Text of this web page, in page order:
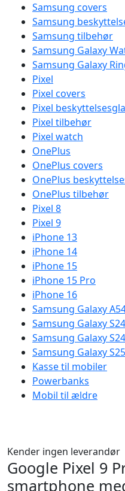
Samsung covers
Samsung
Samsung tilbehør
Samsung Galaxy
Samsung Galaxy
Pixel
Pixel covers
Pixel
Pixel tilbehør
Pixel watch
OnePlus
OnePlus covers
OnePlus
OnePlus tilbehør
Pixel 8
Pixel 9
iPhone 13
iPhone 14
iPhone 15
iPhone 15 Pro
iPhone 16
Samsung Galaxy
Samsung Galaxy S24
Samsung Galaxy
Samsung Galaxy S25
Kasse til mobiler
Powerbanks
Mobil til ældre
Kender ingen leverandør
Google Pixel 9
smartphone